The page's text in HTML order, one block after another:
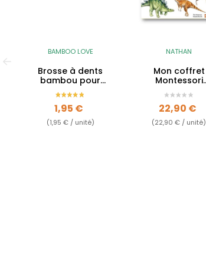
BAMBOO LOVE
Brosse à dents
bambou pour
enfants
Prix
1,95 €
(1,95 € / unité)
NATHAN
Mon coffret
Montessori
Prix
22,90 €
(22,90 € / unité)